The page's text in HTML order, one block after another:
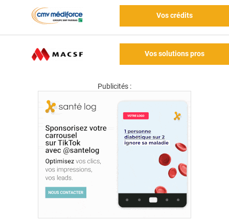
Vos crédits
Vos solutions pros
Publicités :